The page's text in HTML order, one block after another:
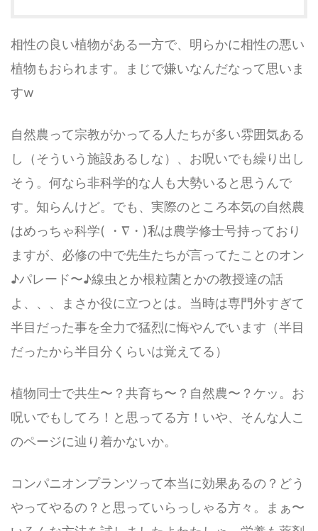
相性の良い植物がある一方で、明らかに相性の悪い
植物もおられます。まじで嫌いなんだなって思いま
すw
自然農って宗教がかってる人たちが多い雰囲気ある
し（そういう施設あるしな）、お呪いでも繰り出し
そう。何なら非科学的な人も大勢いると思うんで
す。知らんけど。でも、実際のところ本気の自然農
はめっちゃ科学( ・∇・)私は農学修士号持っており
ますが、必修の中で先生たちが言ってたことのオン
♪パレード〜♪線虫とか根粒菌とかの教授達の話
よ、、、まさか役に立つとは。当時は専門外すぎて
半目だった事を全力で猛烈に悔やんでいます（半目
だったから半目分くらいは覚えてる）
植物同士で共生〜？共育ち〜？自然農〜？ケッ。お
呪いでもしてろ！と思ってる方！いや、そんな人こ
のページに辿り着かないか。
コンパニオンプランツって本当に効果あるの？どう
やってやるの？と思っていらっしゃる方々。まぁ〜